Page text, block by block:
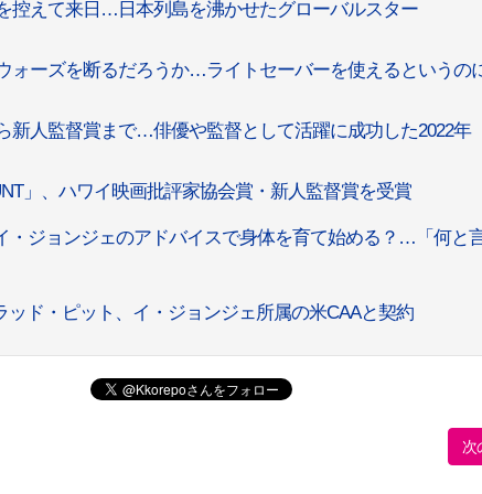
控えて来日…日本列島を沸かせたグローバルスター
ォーズを断るだろうか…ライトセーバーを使えるというの
新人監督賞まで…俳優や監督として活躍に成功した2022年
」、ハワイ映画批評家協会賞・新人監督賞を受賞
・ジョンジェのアドバイスで身体を育て始める？…「何と
ド・ピット、イ・ジョンジェ所属の米CAAと契約
次